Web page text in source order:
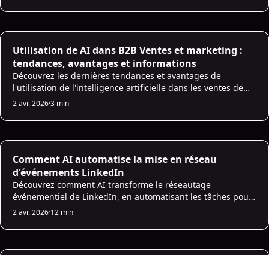
AI for Sales
Utilisation de AI dans B2B Ventes et marketing :
tendances, avantages et informations
Découvrez les dernières tendances et avantages de
l'utilisation de l'intelligence artificielle dans les ventes de
B2B pour améliorer les processus de vente et
2 avr. 2026·3 min
AI Prospecting
Comment AI automatise la mise en réseau
d'événements LinkedIn
Découvrez comment AI transforme le réseautage
événementiel de LinkedIn, en automatisant les tâches pour
améliorer les connexions et augmenter les taux
2 avr. 2026·12 min